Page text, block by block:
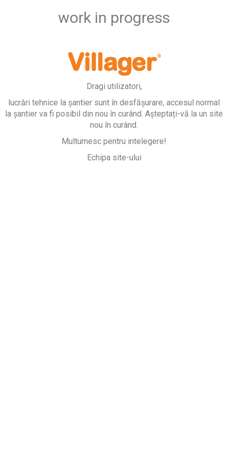
work in progress
Dragi utilizatori,
lucrări tehnice la șantier sunt în desfășurare, accesul normal
la șantier va fi posibil din nou în curând. Așteptați-vă la un site
nou în curând.
Multumesc pentru intelegere!
Echipa site-ului